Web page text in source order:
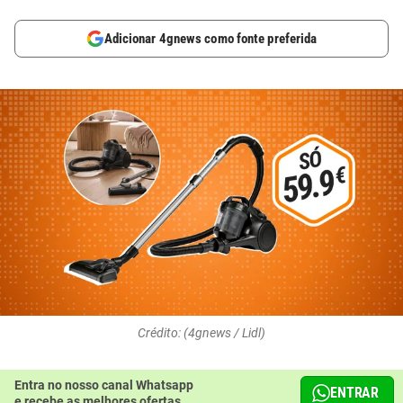
Adicionar 4gnews como fonte preferida
Crédito: (4gnews / Lidl)
Entra no nosso canal Whatsapp
ENTRAR